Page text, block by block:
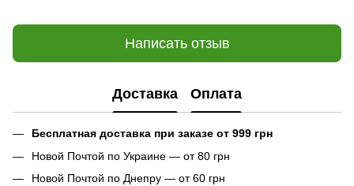
Написать отзыв
Доставка Оплата
Бесплатная доставка при заказе от 999 грн
Новой Почтой по Украине — от 80 грн
Новой Почтой по Днепру — от 60 грн